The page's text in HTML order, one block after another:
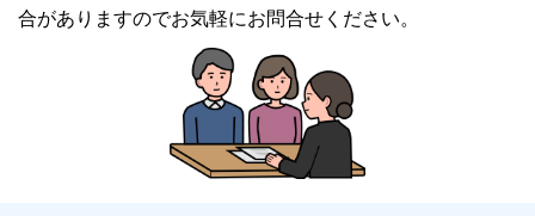
また、公益社会館 たまプラーザは浴室も完備してい
シャワーのために銭湯や自宅に戻る手間が省けるた
め、大変便利です。
自宅のように過ごせる充実した設備や環境が整ってい
合がありますのでお気軽にお問合せください。